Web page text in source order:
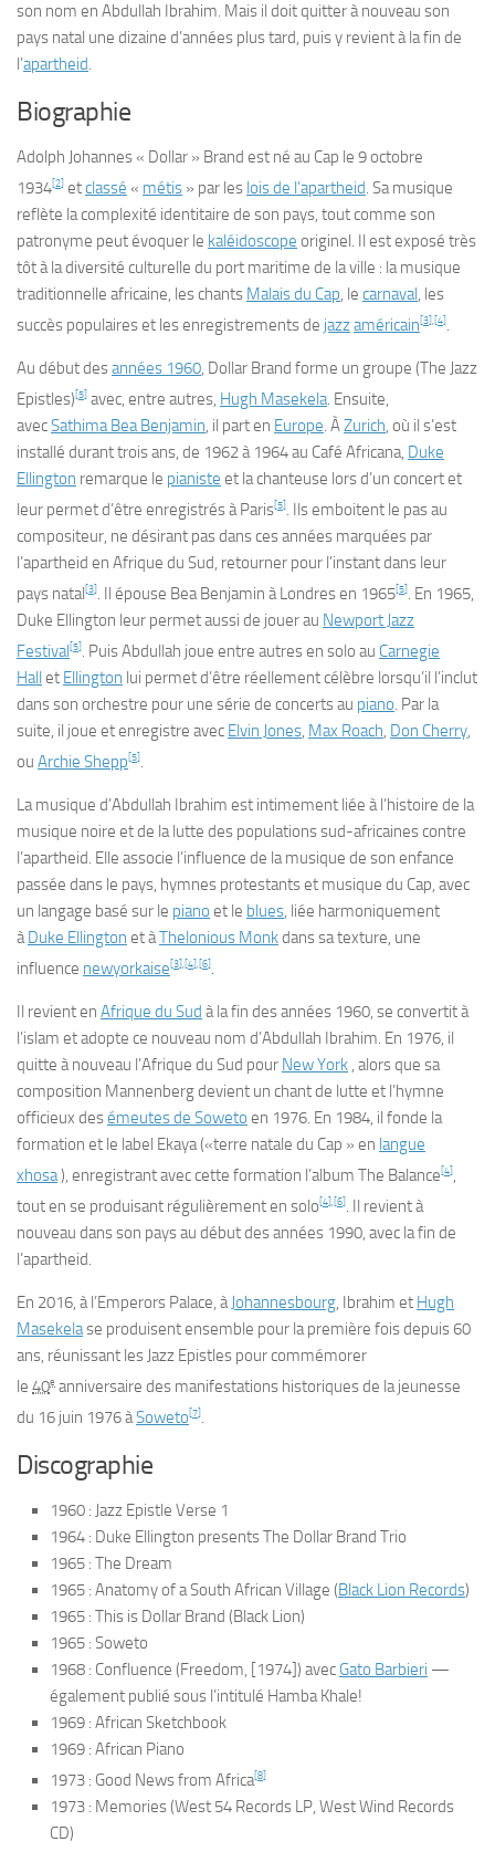
son nom en Abdullah Ibrahim. Mais il doit quitter à nouveau son
pays natal une dizaine d’années plus tard, puis y revient à la fin de
l’apartheid.
Biographie
Adolph Johannes « Dollar » Brand est né au Cap le 9 octobre
1934[2] etclassé « métis » par les lois de l’apartheid. Sa musique
reflète la complexité identitaire de son pays, tout comme son
patronyme peut évoquer le kaléidoscope originel. Il est exposé très
tôt à la diversité culturelle du port maritime de la ville : la musique
traditionnelle africaine, les chants Malais du Cap, le carnaval, les
succès populaires et les enregistrements de jazzaméricain[3] [4].
Au début desannées 1960, Dollar Brand forme un groupe (The Jazz
Epistles)[5] avec, entre autres, Hugh Masekela. Ensuite,
avecSathima Bea Benjamin, il part en Europe. ÀZurich, où il s’est
installé durant trois ans, de 1962 à 1964 au Café Africana, Duke
Ellington remarque le pianiste et la chanteuse lors d’un concert et
leur permet d’être enregistrés à Paris[5]. Ils emboitent le pas au
compositeur, ne désirant pas dans ces années marquées par
l’apartheid en Afrique du Sud, retourner pour l’instant dans leur
pays natal[3]. Il épouse Bea Benjamin à Londres en 1965[5]. En 1965,
Duke Ellington leur permet aussi de jouer au Newport Jazz
Festival[5]. Puis Abdullah joue entre autres en solo au Carnegie
Hall et Ellington lui permet d’être réellement célèbre lorsqu’il l’inclut
dans son orchestre pour une série de concerts au piano. Par la
suite, il joue et enregistre avec Elvin Jones, Max Roach, Don Cherry,
ou Archie Shepp[5].
La musique d’Abdullah Ibrahim est intimement liée à l’histoire de la
musique noire et de la lutte des populations sud-africaines contre
l’apartheid. Elle associe l’influence de la musique de son enfance
passée dans le pays, hymnes protestants et musique du Cap, avec
un langage basé sur le piano et le blues, liée harmoniquement
àDuke Ellington et àThelonious Monkdans sa texture, une
influence newyorkaise[3] [4] [6].
Il revient en Afrique du Sud à la fin des années 1960, se convertit à
l’islam et adopte ce nouveau nom d’Abdullah Ibrahim. En 1976, il
quitte à nouveau l’Afrique du Sud pour New York , alors que sa
composition Mannenbergdevient un chant de lutte et l’hymne
officieux desémeutes de Soweto en 1976. En 1984, il fonde la
formation et le label Ekaya («terre natale du Cap » en langue
xhosa), enregistrant avec cette formation l’album The Balance[4],
tout en se produisant régulièrement en solo[4] [6]. Il revient à
nouveau dans son pays au début des années 1990, avec la fin de
l’apartheid.
En 2016, à l’Emperors Palace, àJohannesbourg, Ibrahim et Hugh
Masekelase produisent ensemble pour la première fois depuis 60
ans, réunissant les Jazz Epistles pour commémorer
le 40e anniversaire des manifestations historiques de la jeunesse
du 16 juin 1976àSoweto[7].
Discographie
1960 : Jazz Epistle Verse 1
1964 : Duke Ellington presents The Dollar Brand Trio
1965 : The Dream
1965 : Anatomy of a South African Village (Black Lion Records)
1965 : This is Dollar Brand (Black Lion)
1965 : Soweto
1968 : Confluence (Freedom, [1974]) avec Gato Barbieri —
également publié sous l’intitulé Hamba Khale!
1969 : African Sketchbook
1969 : African Piano
1973 : Good News from Africa[8]
1973 : Memories(West 54 Records LP, West Wind Records
CD)